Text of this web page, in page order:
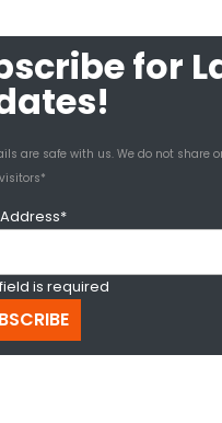
for
are safe with us. We do not share
is required